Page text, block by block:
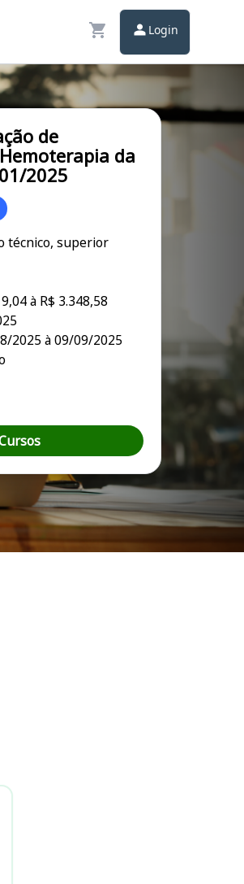
Login
de
da
2025
técnico, superior
à R$ 3.348,58
2025 à 09/09/2025